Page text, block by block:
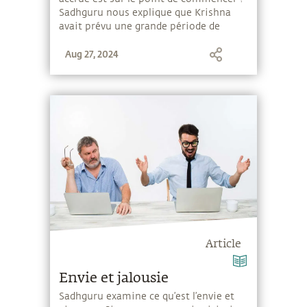
Sadhguru nous explique que Krishna
avait prévu une grande période de
renforcement de l'intelligence humaine
Aug 27, 2024
Article
Envie et jalousie
Sadhguru examine ce qu’est l’envie et